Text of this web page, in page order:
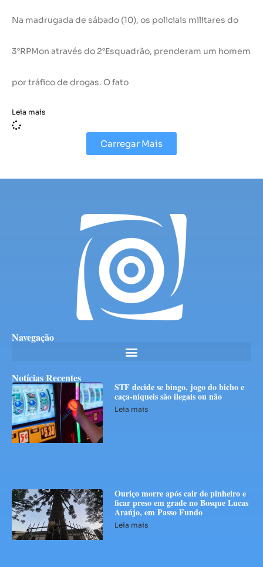
Na madrugada de sábado (10), os policiais militares do
3°RPMon através do 2°Esquadrão, prenderam um homem
por tráfico de drogas. O fato
Leia mais
Carregar Mais
Navegação
Notícias Recentes
STF decide se bingo, jogo do bicho e
caça-níqueis são ilegais ou não
Leia mais
Ouriço morre após cair de pinheiro e
ficar preso em grade no Bosque Lucas
Araújo, em Passo Fundo
Leia mais